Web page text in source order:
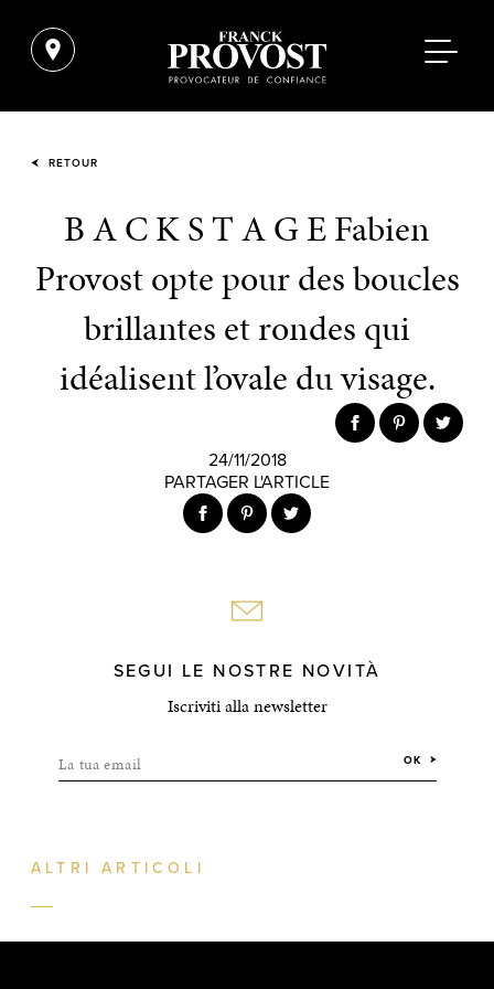
RETOUR
B A C K S T A G E Fabien
Provost opte pour des boucles
brillantes et rondes qui
idéalisent l’ovale du visage.
24/11/2018
PARTAGER L'ARTICLE
SEGUI LE NOSTRE NOVITÀ
Iscriviti alla newsletter
La tua email OK
ALTRI ARTICOLI